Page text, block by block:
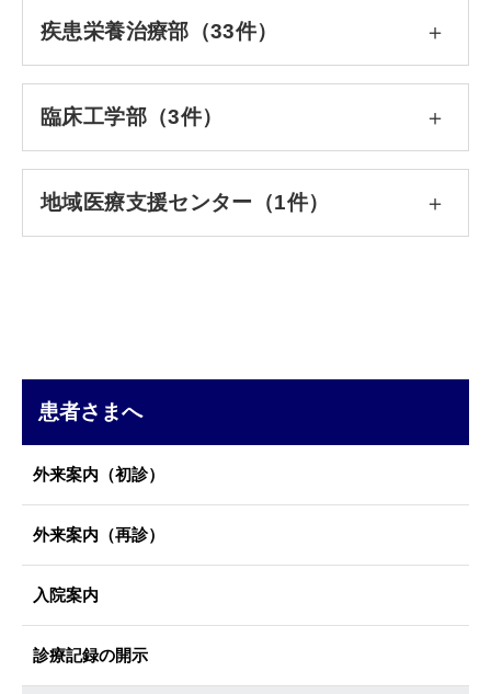
疾患栄養治療部（33件）
臨床工学部（3件）
地域医療支援センター（1件）
患者さまへ
外来案内（初診）
外来案内（再診）
入院案内
診療記録の開示